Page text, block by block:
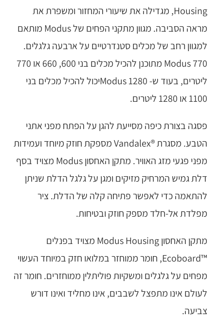
Housing, מגדילה את שיעורי המחזור ומשפרת את
מראה הסביבה. מגוון מתקני הפחים של Modus מותאם
למגוון רחב של מכלים סטנדרטיים על ארבעה גלגלים.
Modus 770 מתוכנן להכיל מכלים בני 600, 660 או 770
ליטרים, בעוד ש- Modus 1280יכול להכיל מכלים בני
1100 או 1280 ליטרים.
פסגה בצורת כיפה מסייעת להגן על הפתח מפני אתני
הטבע. מסגרת ®Vandalex מספקת חוזק מיוחד ועמידות
מפני פגעי מזג האוויר. מתקן האחסון Modus מצויד בסף
דלת גמיש המרחיק מזיקים ומגן על גלגל הדלת שניתן
להתאמה כדי לאפשר פתיחה קלה של הדלת. ציר
מפלדת אל-חלד מספק חוזק ובטיחות.
מתקן האחסון Modus Housing מצויד בפנלים
™Ecoboard, חומר ממוחזר במלואו חזק במיוחד העשוי
מפחים על גלגלים ומשקיות פוליתלין ממוחזרים. חומר זה
לעולם אינו מתפצל לשבבים, אינו מחליד ואינו דורש
צביעה.